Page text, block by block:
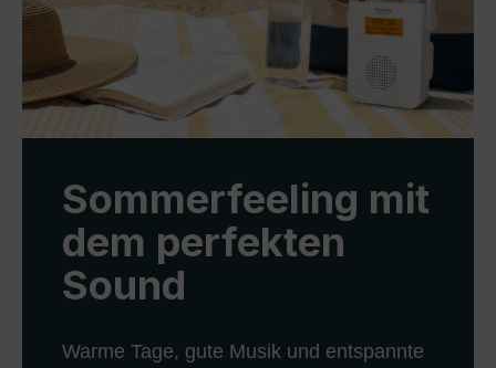
Sommerfeeling mit
dem perfekten
Sound
Warme Tage, gute Musik und entspannte